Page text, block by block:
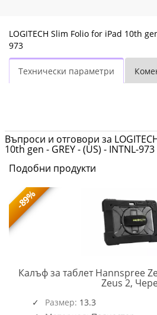
LOGITECH Slim Folio for iPad 10th
973
Технически параметри
Въпроси и отговори за
10th gen - GREY - (US) - INTNL-
Подобни продукти
-89%
Калъф за таблет Hannspree
Zeus 2,
Размер: 13.3